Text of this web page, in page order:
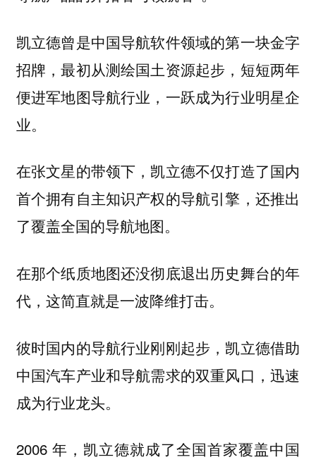
凯立德曾是中国导航软件领域的第一块金字
招牌，最初从测绘国土资源起步，短短两年
便进军地图导航行业，一跃成为行业明星企
业。
在张文星的带领下，凯立德不仅打造了国内
首个拥有自主知识产权的导航引擎，还推出
了覆盖全国的导航地图。
在那个纸质地图还没彻底退出历史舞台的年
代，这简直就是一波降维打击。
彼时国内的导航行业刚刚起步，凯立德借助
中国汽车产业和导航需求的双重风口，迅速
成为行业龙头。
2006 年，凯立德就成了全国首家覆盖中国